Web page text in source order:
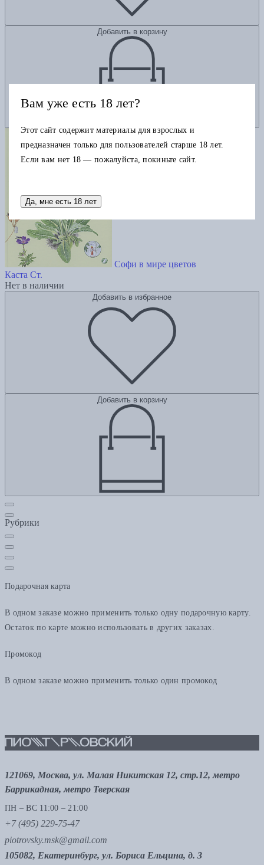
Добавить в корзину
Софи в мире цветов
Каста Ст.
Нет в наличии
Добавить в избранное
Добавить в корзину
Рубрики
Подарочная карта
В одном заказе можно применить только одну подарочную карту.
Остаток по карте можно использовать в других заказах.
Промокод
В одном заказе можно применить только один промокод
121069, Москва, ул. Малая Никитская 12, стр.12, метро
Баррикадная, метро Тверская
ПН – ВС 11:00 – 21:00
+7 (495) 229-75-47
piotrovsky.msk@gmail.com
105082, Екатеринбург, ул. Бориса Ельцина, д. 3
Вам уже есть 18 лет?
Этот сайт содержит материалы для взрослых и
предназначен только для пользователей старше 18 лет.
Если вам нет 18 — пожалуйста, покиньте сайт.
Да, мне есть 18 лет